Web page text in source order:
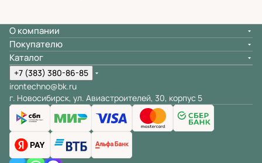
О компании
Покупателю
Каталог
+7 (383) 380-86-85
irontechno@bk.ru
г. Новосибирск, ул. Авиастроителей, 30, корпус 5